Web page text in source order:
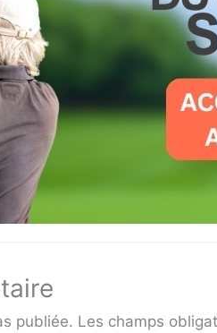
publiée. Les champs